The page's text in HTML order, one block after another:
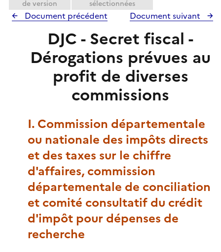
de version sélectionnées
Document précédent Document suivant
DJC - Secret fiscal -
Dérogations prévues au
profit de diverses
commissions
I. Commission départementale
ou nationale des impôts directs
et des taxes sur le chiffre
d'affaires, commission
départementale de conciliation
et comité consultatif du crédit
d'impôt pour dépenses de
recherche